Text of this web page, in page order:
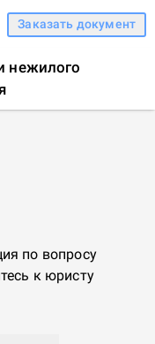
Заказать документ
нежилого
по вопросу
к юристу